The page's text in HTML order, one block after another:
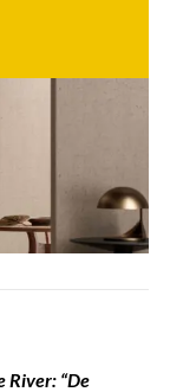
River: “De